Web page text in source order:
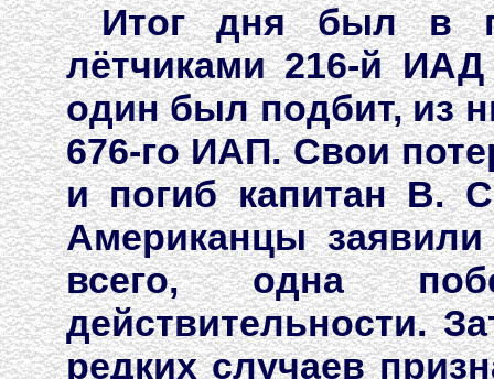
Итог дня был в
лётчиками 216-й
один был подбит, из
676-го ИАП. Свои
и погиб капитан В.
Американцы
всего, одна
действительности.
редких случаев